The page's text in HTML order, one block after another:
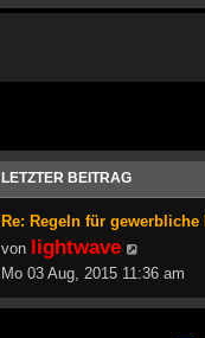
LETZTER BEITRAG
Re: Regeln für
von lightwave
Beitrag
Mo 03 Aug, 2015 11:36 am